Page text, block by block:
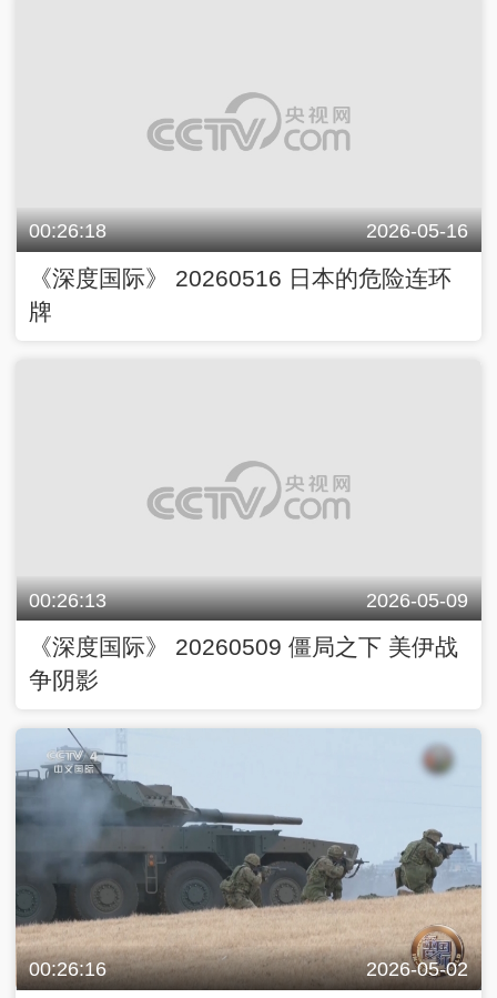
00:26:18 2026-05-16
《深度国际》 20260516 日本的危险连环
牌
00:26:13 2026-05-09
《深度国际》 20260509 僵局之下 美伊战
争阴影
00:26:16 2026-05-02